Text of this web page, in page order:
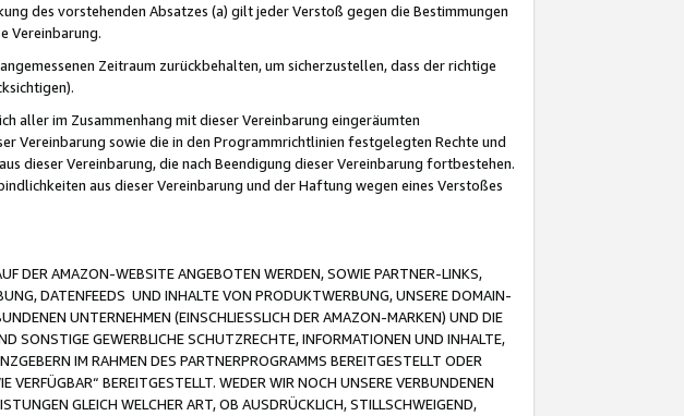
des vorstehenden Absatzes (a) gilt jeder Verstoß gegen die Bestimmungen
Vereinbarung.
Zeitraum zurückbehalten, um sicherzustellen, dass der richtige
aller im Zusammenhang mit dieser Vereinbarung eingeräumten
Vereinbarung sowie die in den Programmrichtlinien festgelegten Rechte und
dieser Vereinbarung, die nach Beendigung dieser Vereinbarung fortbestehen.
aus dieser Vereinbarung und der Haftung wegen eines Verstoßes
DER AMAZON-WEBSITE ANGEBOTEN WERDEN, SOWIE PARTNER-LINKS,
DATENFEEDS UND INHALTE VON PRODUKTWERBUNG, UNSERE DOMAIN-
UNTERNEHMEN (EINSCHLIESSLICH DER AMAZON-MARKEN) UND DIE
SONSTIGE GEWERBLICHE SCHUTZRECHTE, INFORMATIONEN UND INHALTE,
IM RAHMEN DES PARTNERPROGRAMMS BEREITGESTELLT ODER
VERFÜGBAR“ BEREITGESTELLT. WEDER WIR NOCH UNSERE VERBUNDENEN
GLEICH WELCHER ART, OB AUSDRÜCKLICH, STILLSCHWEIGEND,